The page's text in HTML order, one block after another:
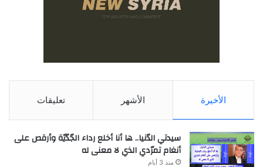
الأخيرة الأشهر تعليقات
سيدتي الدّنيا.. ها أنا أخلع رداء الجّدّيّة وأرقص على
أنغام تمرّدي الذي لا معنى له
منذ 3 أيام